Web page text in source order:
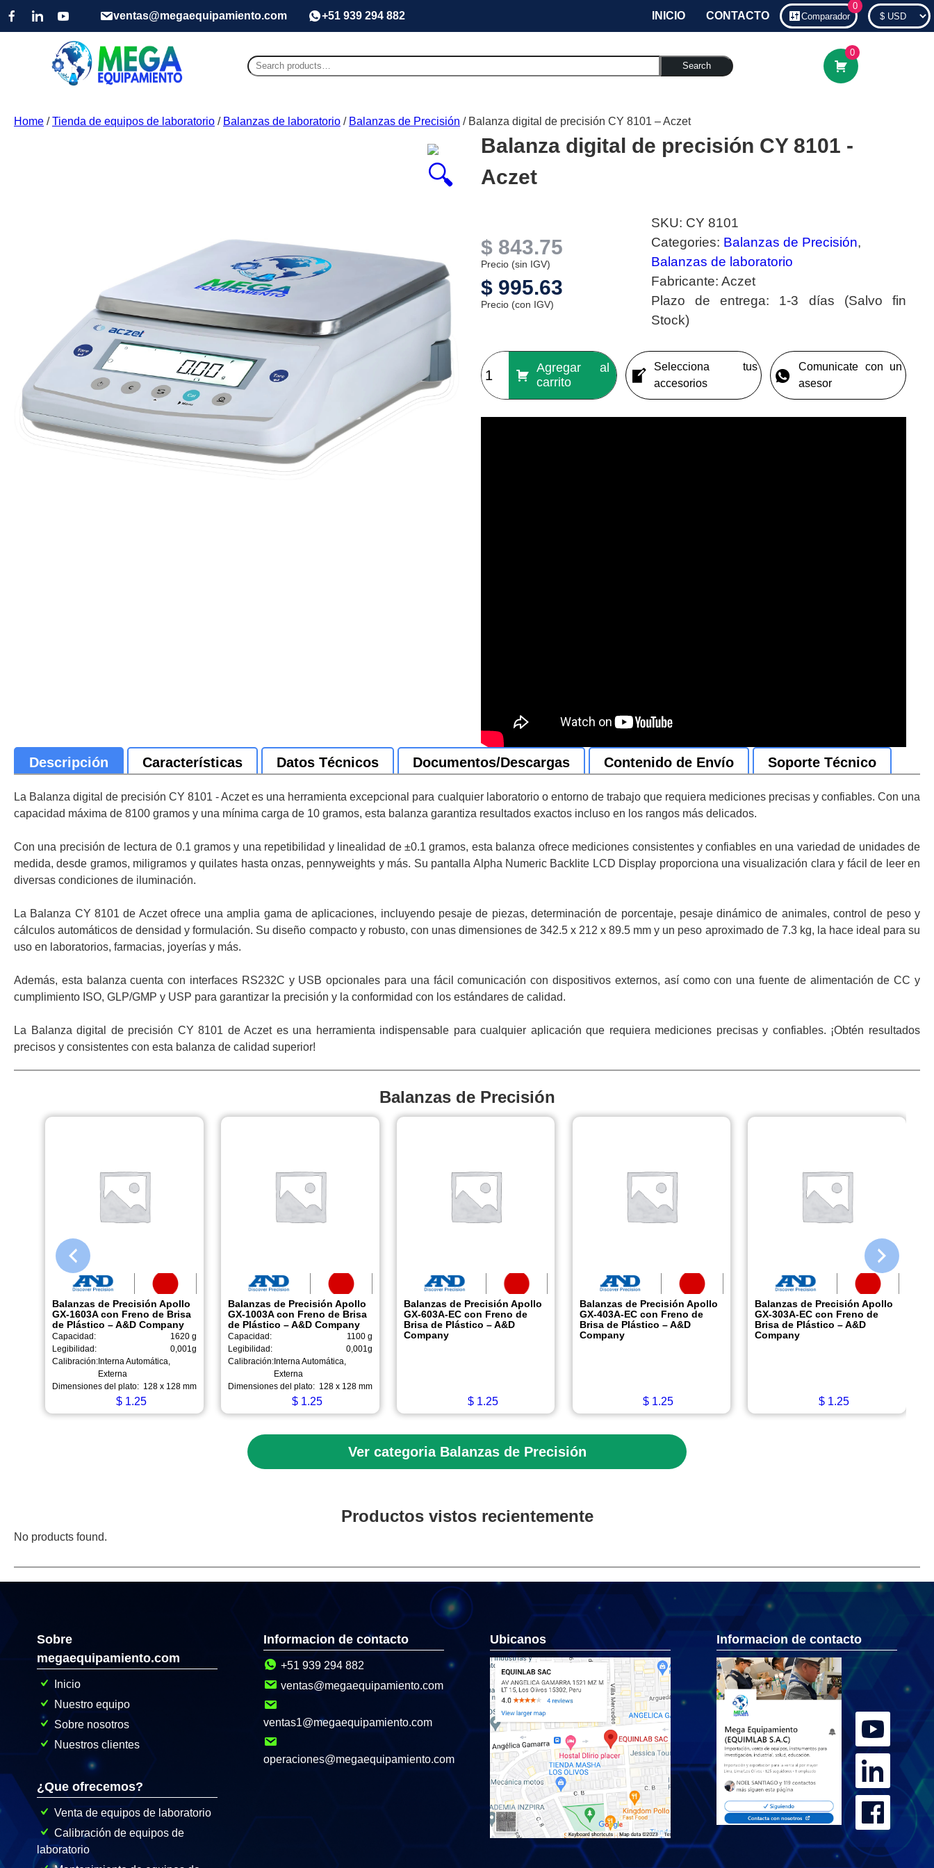
ventas@megaequipamiento.com +51 939 294 882 INICIO CONTACTO
0
Comparador
Search
for:
Search
0
Home /Tienda de equipos de laboratorio / Balanzas de laboratorio / Balanzas de Precisión / Balanza digital de precisión CY 8101 – Aczet
Balanza digital de precisión CY 8101 -
Aczet
$ 843.75
Precio (sin IGV)
$ 995.63
Precio (con IGV)
SKU: CY 8101
Categories: Balanzas de Precisión,
Balanzas de laboratorio
Fabricante: Aczet
Plazo de entrega: 1-3 días (Salvo fin
Stock)
Agregar al
carrito
Selecciona tus
accesorios
Comunicate con un
asesor
Descripción Características Datos Técnicos Documentos/Descargas Contenido de Envío Soporte Técnico
La Balanza digital de precisión CY 8101 - Aczet es una herramienta excepcional para cualquier laboratorio o entorno de trabajo que requiera mediciones precisas y confiables. Con una
capacidad máxima de 8100 gramos y una mínima carga de 10 gramos, esta balanza garantiza resultados exactos incluso en los rangos más delicados.
Con una precisión de lectura de 0.1 gramos y una repetibilidad y linealidad de ±0.1 gramos, esta balanza ofrece mediciones consistentes y confiables en una variedad de unidades de
medida, desde gramos, miligramos y quilates hasta onzas, pennyweights y más. Su pantalla Alpha Numeric Backlite LCD Display proporciona una visualización clara y fácil de leer en
diversas condiciones de iluminación.
La Balanza CY 8101 de Aczet ofrece una amplia gama de aplicaciones, incluyendo pesaje de piezas, determinación de porcentaje, pesaje dinámico de animales, control de peso y
cálculos automáticos de densidad y formulación. Su diseño compacto y robusto, con unas dimensiones de 342.5 x 212 x 89.5 mm y un peso aproximado de 7.3 kg, la hace ideal para su
uso en laboratorios, farmacias, joyerías y más.
Además, esta balanza cuenta con interfaces RS232C y USB opcionales para una fácil comunicación con dispositivos externos, así como con una fuente de alimentación de CC y
cumplimiento ISO, GLP/GMP y USP para garantizar la precisión y la conformidad con los estándares de calidad.
La Balanza digital de precisión CY 8101 de Aczet es una herramienta indispensable para cualquier aplicación que requiera mediciones precisas y confiables. ¡Obtén resultados
precisos y consistentes con esta balanza de calidad superior!
Balanzas de Precisión
Balanzas de Precisión Apollo
GX-1603A con Freno de Brisa
de Plástico – A&D Company
Capacidad:
1620 g
Legibilidad:
0,001g
Calibración:Interna Automática,
Externa
Dimensiones del plato: 128 x 128 mm
$ 1.25
Balanzas de Precisión Apollo
GX-1003A con Freno de Brisa
de Plástico – A&D Company
Capacidad:
1100 g
Legibilidad:
0,001g
Calibración:Interna Automática,
Externa
Dimensiones del plato: 128 x 128 mm
$1.25
Balanzas de Precisión Apollo
GX-603A-EC con Freno de
Brisa de Plástico – A&D
Company
$1.25
Balanzas de Precisión Apollo
GX-403A-EC con Freno de
Brisa de Plástico – A&D
Company
$ 1.25
Balanzas de Precisión Apollo
GX-303A-EC con Freno de
Brisa de Plástico – A&D
Company
$ 1.25
Ver categoria Balanzas de Precisión
Productos vistos recientemente
No products found.
Sobre
megaequipamiento.com
Inicio
Nuestro equipo
Sobre nosotros
Nuestros clientes
¿Que ofrecemos?
Venta de equipos de laboratorio
Calibración de equipos de
laboratorio
Informacion de contacto
+51 939 294 882
ventas@megaequipamiento.com
ventas1@megaequipamiento.com
operaciones@megaequipamiento.com
Ubicanos Informacion de contacto